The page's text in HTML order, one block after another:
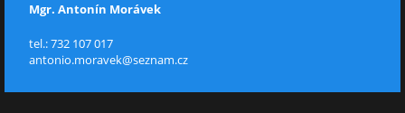
Mgr. Antonín Morávek
tel.: 732 107 017
antonio.moravek@seznam.cz